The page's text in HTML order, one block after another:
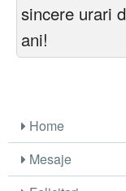
sincere urari
ani!
Home
Mesaje